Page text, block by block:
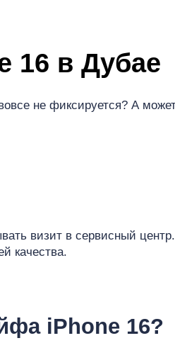
16 в Дубае
не фиксируется? А
визит в сервисный
качества.
iPhone 16?